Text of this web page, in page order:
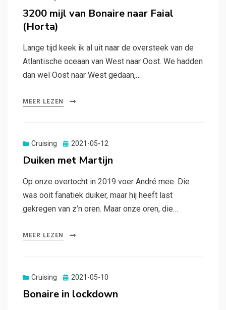
3200 mijl van Bonaire naar Faial
(Horta)
Lange tijd keek ik al uit naar de oversteek van de
Atlantische oceaan van West naar Oost. We hadden
dan wel Oost naar West gedaan,…
MEER LEZEN
Cruising
Gepubliceerd
2021-05-12
Duiken met Martijn
Op onze overtocht in 2019 voer André mee. Die
was ooit fanatiek duiker, maar hij heeft last
gekregen van z’n oren. Maar onze oren, die…
MEER LEZEN
Cruising
Gepubliceerd
2021-05-10
Bonaire in lockdown